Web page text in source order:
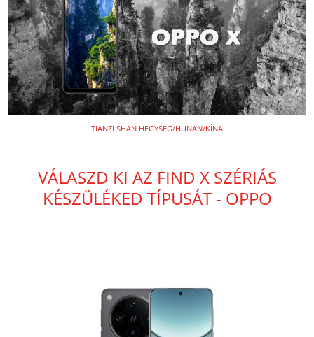
TIANZI SHAN HEGYSÉG/HUNAN/KÍNA
VÁLASZD KI AZ FIND X SZÉRIÁS
KÉSZÜLÉKED TÍPUSÁT - OPPO